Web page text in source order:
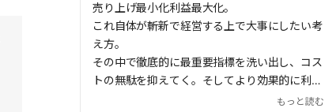
もっと読む
売り上げ最小化利益最大化。
これ自体が斬新で経営する上で大事にしたい考
え方。
その中で徹底的に最重要指標を洗い出し、コス
トの無駄を抑えてく。そしてより効果的に利益
を最大化するためにリピーターに力を注ぐ。そ
もっと読む